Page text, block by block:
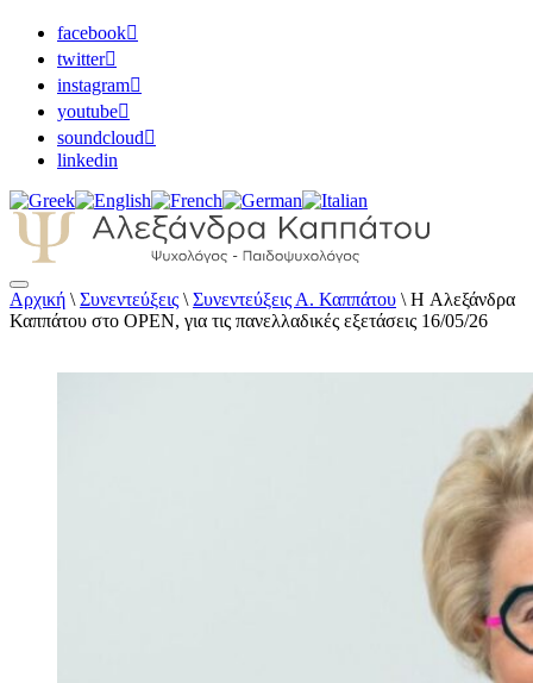
facebook
twitter
instagram
youtube
soundcloud
linkedin
Αλεξάνδρα Καππάτου Ψυχολόγος –
Παιδοψυχολόγος
Αρχική \ Συνεντεύξεις \ Συνεντεύξεις Α. Καππάτου \ H Αλεξάνδρα
Καππάτου στο OPEN, για τις πανελλαδικές εξετάσεις 16/05/26